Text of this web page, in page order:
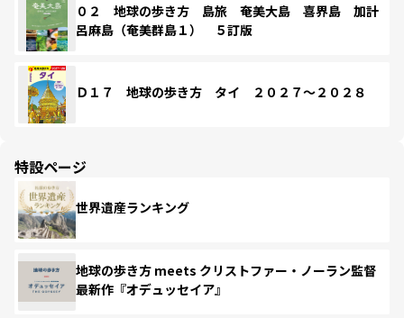
０２ 地球の歩き方 島旅 奄美大島 喜界島 加計
呂麻島（奄美群島１） ５訂版
Ｄ１７ 地球の歩き方 タイ ２０２７～２０２８
特設ページ
世界遺産ランキング
地球の歩き方 meets クリストファー・ノーラン監督
最新作『オデュッセイア』